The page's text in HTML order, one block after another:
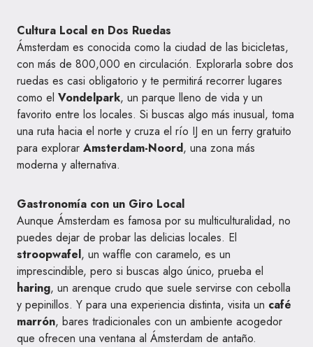
Cultura Local en Dos Ruedas
Ámsterdam es conocida como la ciudad de las bicicletas,
con más de 800,000 en circulación. Explorarla sobre dos
ruedas es casi obligatorio y te permitirá recorrer lugares
como el Vondelpark, un parque lleno de vida y un
favorito entre los locales. Si buscas algo más inusual, toma
una ruta hacia el norte y cruza el río IJ en un ferry gratuito
para explorar Amsterdam-Noord, una zona más
moderna y alternativa.
Gastronomía con un Giro Local
Aunque Ámsterdam es famosa por su multiculturalidad, no
puedes dejar de probar las delicias locales. El
stroopwafel, un waffle con caramelo, es un
imprescindible, pero si buscas algo único, prueba el
haring, un arenque crudo que suele servirse con cebolla
y pepinillos. Y para una experiencia distinta, visita un café
marrón, bares tradicionales con un ambiente acogedor
que ofrecen una ventana al Ámsterdam de antaño.